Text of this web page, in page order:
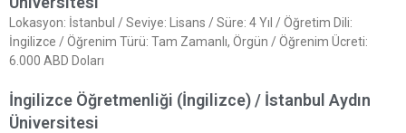
Lokasyon: İstanbul / Seviye: Lisans / Süre: 4 Yıl / Öğretim Dili:
İngilizce / Öğrenim Türü: Tam Zamanlı, Örgün / Öğrenim Ücreti:
6.000 ABD Doları
İngilizce Öğretmenliği (İngilizce) / İstanbul Aydın
Üniversitesi